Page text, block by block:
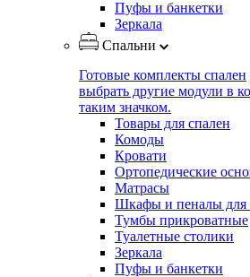
Пуфы и банкетки
Зеркала
Спальни
Готовые комплекты спален
выбрать другие модули в
таким значком.
Товары для спален
Комоды
Кровати
Ортопедические
Матрасы
Шкафы и пеналы для
Тумбы прикроватные
Туалетные столики
Зеркала
Пуфы и банкетки